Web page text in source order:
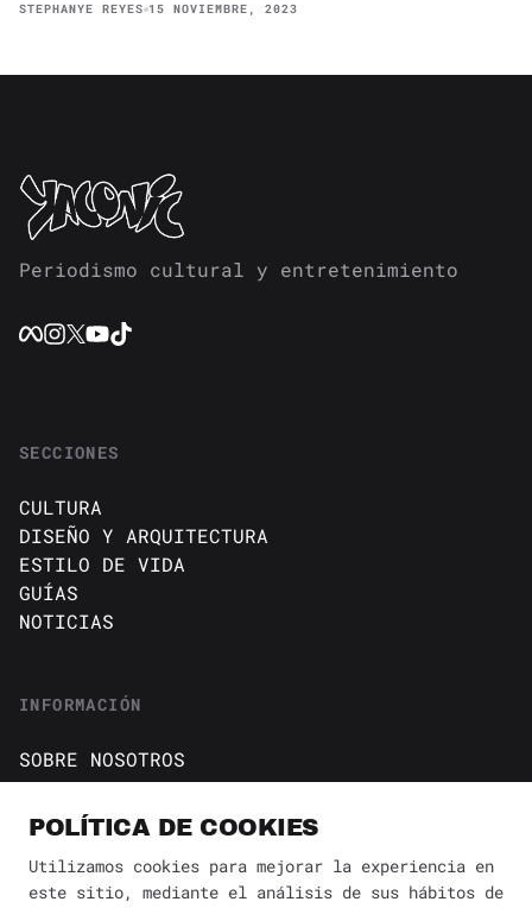
STEPHANYE REYES 15 NOVIEMBRE, 2023
Periodismo cultural y entretenimiento
SECCIONES
CULTURA
DISEÑO Y ARQUITECTURA
ESTILO DE VIDA
GUÍAS
NOTICIAS
INFORMACIÓN
SOBRE NOSOTROS
CONTACTO
Política de cookies
AVISO DE PRIVACIDAD
POLÍTICA DE COOKIES
Utilizamos cookies para mejorar la experiencia en
este sitio, mediante el análisis de sus hábitos de